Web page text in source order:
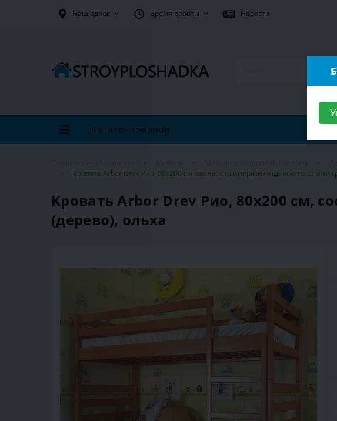
Наш адрес Время работы Новости
Каталог товаров
Кровать Arbor Drev Рио, 80х200 см, сосна, с одинарным ящиком по длине
Кровать Arbor Drev Рио, 80х200 см,
(дерево), ольха